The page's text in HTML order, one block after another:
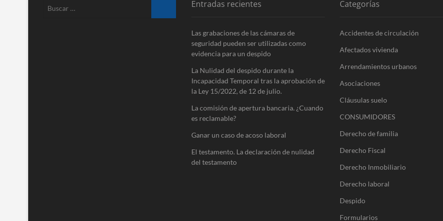
Entradas recientes
Las grabaciones de las cámaras de
seguridad pueden ser utilizadas como
evidencia para un despido
La Nulidad del despido durante la
Incapacidad Temporal tras la aprobación de
la Ley 15/​2022, de 12 de julio.
La comisión de apertura bancaria. ¿Cuando
es reclamable?
Ganar un caso de acoso laboral
El testamento. La declaración de nulidad
del testamento
Categorías
Accidentes de circulación
Afectados vivienda
Arrendamientos urbanos
Asociaciones
Cláusulas suelo
CONSUMIDORES
Derecho de familia
Derecho Fiscal
Derecho Inmobiliario
Derecho laboral
Despido
Formularios